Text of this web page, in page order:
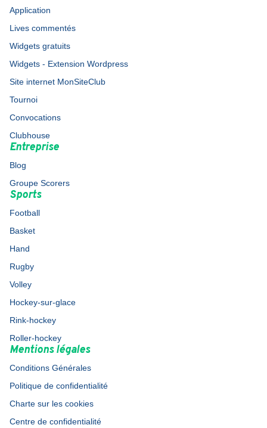
Application
Lives commentés
Widgets gratuits
Widgets - Extension Wordpress
Site internet MonSiteClub
Tournoi
Convocations
Clubhouse
Entreprise
Blog
Groupe Scorers
Sports
Football
Basket
Hand
Rugby
Volley
Hockey-sur-glace
Rink-hockey
Roller-hockey
Mentions légales
Conditions Générales
Politique de confidentialité
Charte sur les cookies
Centre de confidentialité